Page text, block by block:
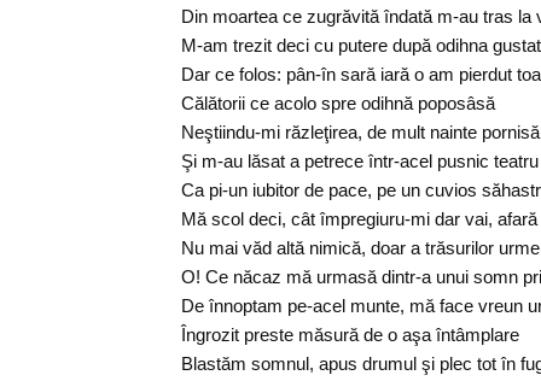
Din moartea ce zugrăvită îndată m-au tras la
M-am trezit deci cu putere după odihna
Dar ce folos: pân-în sară iară o am pierdut
Călătorii ce acolo spre odihnă poposâsă
Neştiindu-mi răzleţirea, de mult nainte pornisă
Şi m-au lăsat a petrece într-acel pusnic teatru
Ca pi-un iubitor de pace, pe un cuvios
Mă scol deci, cât împregiuru-mi dar vai,
Nu mai văd altă nimică, doar a trăsurilor
O! Ce năcaz mă urmasă dintr-a unui somn
De înnoptam pe-acel munte, mă face vreun
Îngrozit preste măsură de o aşa întâmplare
Blastăm somnul, apus drumul şi plec tot în